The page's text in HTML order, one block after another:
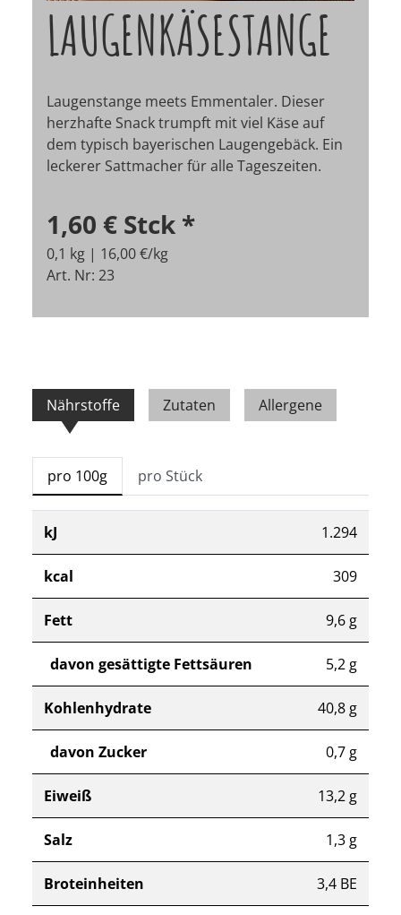
LAUGENKÄSESTANGE
Laugenstange meets Emmentaler. Dieser
herzhafte Snack trumpft mit viel Käse auf
dem typisch bayerischen Laugengebäck. Ein
leckerer Sattmacher für alle Tageszeiten.
1,60 € Stck *
0,1 kg | 16,00 €/kg
Art. Nr: 23
Nährstoffe Zutaten Allergene
pro 100g pro Stück
kJ 1.294
kcal 309
Fett 9,6 g
davon gesättigte Fettsäuren 5,2 g
Kohlenhydrate 40,8 g
davon Zucker 0,7 g
Eiweiß 13,2 g
Salz 1,3 g
Broteinheiten 3,4 BE